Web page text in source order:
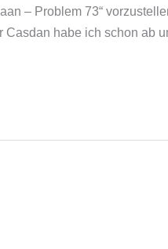
– Problem 73“
habe ich schon ab